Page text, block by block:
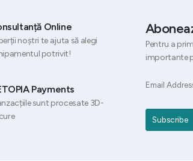
Online
noștri te ajuta să alegi
potrivit!
Payments
sunt procesate 3D-
Pentru a
importante
Email